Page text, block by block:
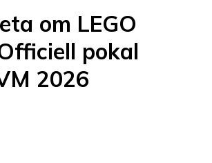
om LEGO
pokal
2026